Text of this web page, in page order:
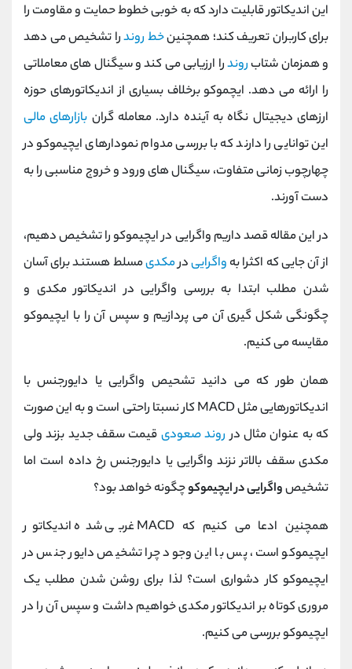
این اندیکاتور قابلیت دارد که به خوبی خطوط حمایت و مقاومت را
برای کاربران تعریف کند؛ همچنینخط روندرا تشخیص می دهد
و همزمان شتاب روندرا ارزیابی می کند و سیگنال های معاملاتی
را ارائه می دهد. ایچموکو برخلاف بسیاری از اندیکاتورهای حوزه
ارزهای دیجیتال نگاه به آینده دارد. معامله گران بازارهای مالی
این توانایی را دارند که با بررسی مدوام نمودارهای ایچیموکو در
چهارچوب زمانی متفاوت، سیگنال های ورود و خروج مناسبی را به
دست آورند.
در این مقاله قصد داریم واگرایی در ایچیموکو را تشخیص دهیم،
از آن جایی که اکثرا به واگراییدرمکدیمسلط هستند برای آسان
شدن مطلب ابتدا به بررسی واگرایی در اندیکاتور مکدی و
چگونگی شکل گیری آن می پردازیم و سپس آن را با ایچیموکو
مقایسه می کنیم.
همان طور که می دانید تشحیص واگرایی یا دایورجنس با
اندیکاتورهایی مثلMACDکار نسبتا راحتی است و به این صورت
که به عنوان مثال در روند صعودی قیمت سقف جدید بزند ولی
مکدی سقف بالاتر نزند واگرایی یا دایورجنس رخ داده است اما
تشخیصواگرایی در ایچیموکوچگونه خواهد بود؟
همچنین ادعا می کنیم که MACDغربی شده اندیکاتور
ایچیموکو است، پس با این وجود چرا تشخیص دایور جنس در
ایچیموکو کار دشواری است؟ لذا برای روشن شدن مطلب یک
مروری کوتاه بر اندیکاتور مکدی خواهیم داشت و سپس آن را در
ایچیموکو بررسی می کنیم.